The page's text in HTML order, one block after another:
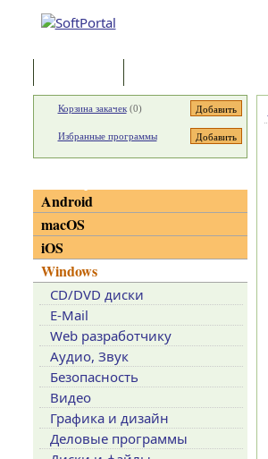
Корзина закачек(0)
Избранные программы
Android
macOS
iOS
Windows
CD/DVD диски
E-Mail
Web разработчику
Аудио, Звук
Безопасность
Видео
Графика и дизайн
Деловые программы